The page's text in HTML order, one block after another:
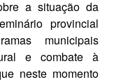
a situação da
provin­cial
municipais
e combate à
neste momento